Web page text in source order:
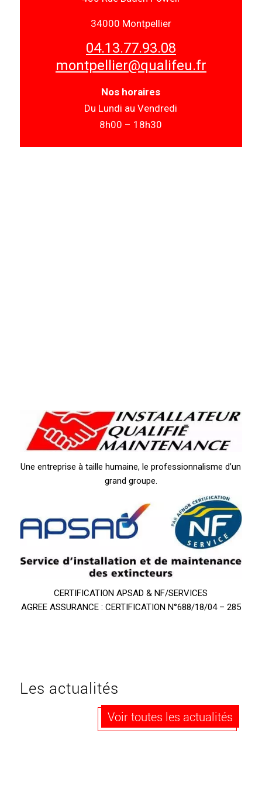
34000 Montpellier
04.13.77.93.08
montpellier@qualifeu.fr
Nos horaires
Du Lundi au Vendredi
8h00 – 18h30
Une entreprise à taille humaine, le professionnalisme d’un
grand groupe.
CERTIFICATION APSAD & NF/SERVICES
AGREE ASSURANCE : CERTIFICATION N°688/18/04 – 285
Les actualités
Voir toutes les actualités